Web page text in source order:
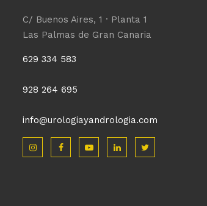
C/ Buenos Aires, 1 · Planta 1
Las Palmas de Gran Canaria
629 334 583
928 264 695
info@urologiayandrologia.com